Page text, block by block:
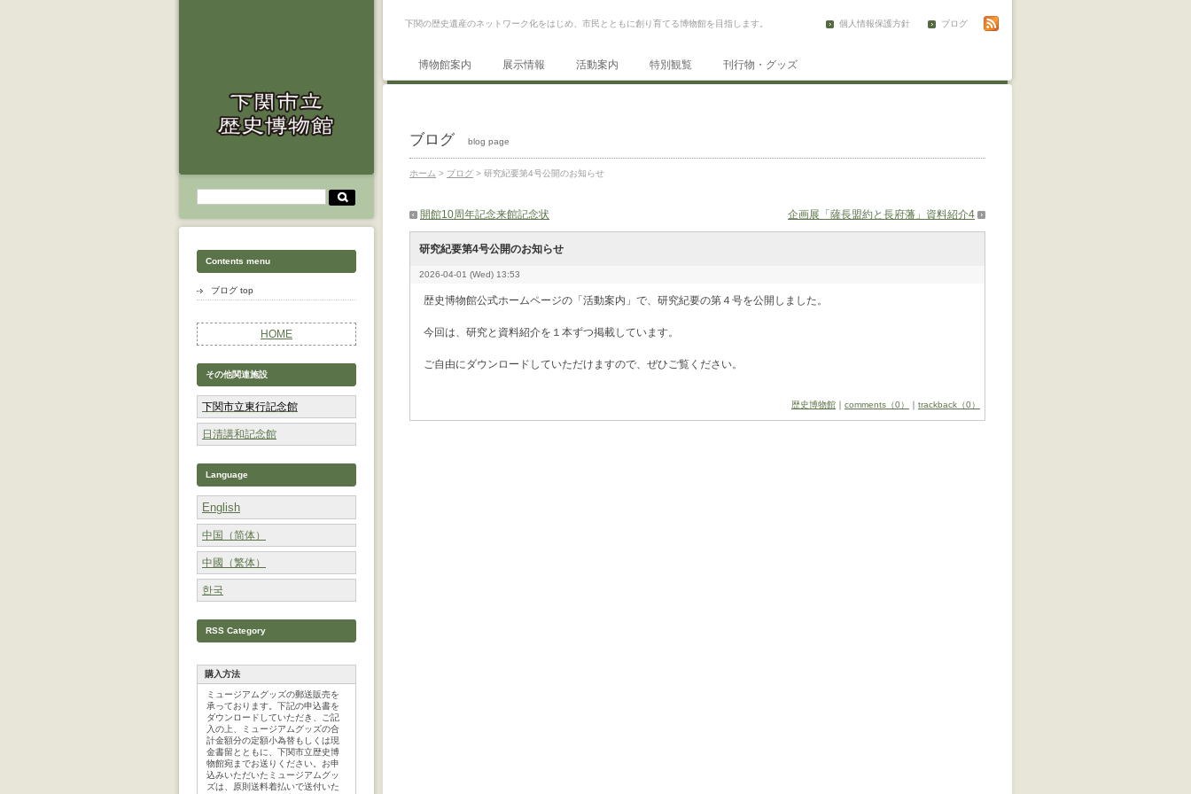
下関の歴史遺産のネットワーク化をはじめ、市民とともに創り育てる博物館を目指します。
博物館案内 展示情報 活動案内 特別観覧 刊行物・グッズ
個人情報保護方針 ブログ
ブログ blog page
ホーム > ブログ > 研究紀要第4号公開のお知らせ
開館10周年記念来館記念状 企画展「薩長盟約と長府藩」資料紹介4
研究紀要第4号公開のお知らせ
2026-04-01 (Wed) 13:53
歴史博物館公式ホームページの「活動案内」で、研究紀要の第４号を公開しました。
今回は、研究と資料紹介を１本ずつ掲載しています。
ご自由にダウンロードしていただけますので、ぜひご覧ください。
歴史博物館 ｜ comments（0） ｜ trackback（0）
Contents menu
ブログ top
HOME
その他関連施設
下関市立東行記念館
日清講和記念館
Language
English
中国（简体）
中國（繁体）
한국
RSS Category
購入方法
ミュージアムグッズの郵送販売を
承っております。下記の申込書を
ダウンロードしていただき、ご記
入の上、ミュージアムグッズの合
計金額分の定額小為替もしくは現
金書留とともに、下関市立歴史博
物館宛までお送りください。お申
込みいただいたミュージアムグッ
ズは、原則送料着払いで送付いた